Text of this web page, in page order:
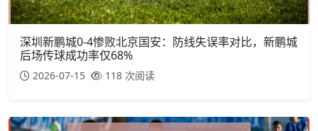
深圳新鹏城0-4惨败北京国安：防线失误率对比，新鹏城
后场传球成功率仅68%
2026-07-15 118 次阅读